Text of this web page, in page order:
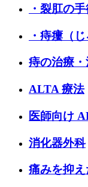
・裂肛の
・痔瘻（
痔の治療
ALTA 療法
医師向け
消化器外科
痛みを抑